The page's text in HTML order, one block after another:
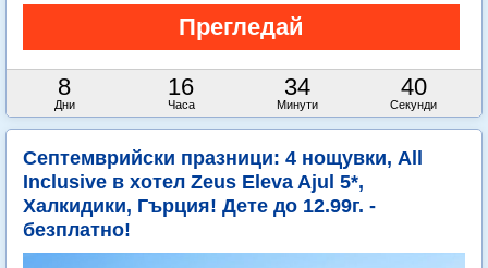
8
Дни
16
Часа
34
Минути
38
Секунди
Септемврийски празници: 4 нощувки, All
Inclusive в хотел Zeus Eleva Ajul 5*,
Халкидики, Гърция! Дете до 12.99г. -
безплатно!